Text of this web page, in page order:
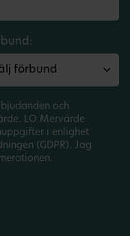
och
LO Mervärde
i enlighet
(GDPR). Jag